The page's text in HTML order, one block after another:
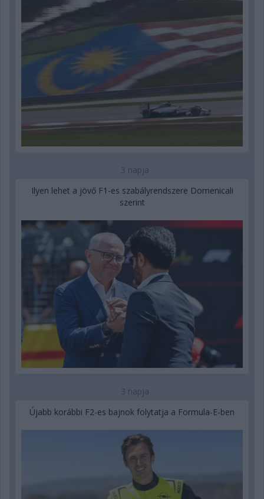
3 napja
Ilyen lehet a jövő F1-es szabályrendszere Domenicali
szerint
3 napja
Újabb korábbi F2-es bajnok folytatja a Formula-E-ben